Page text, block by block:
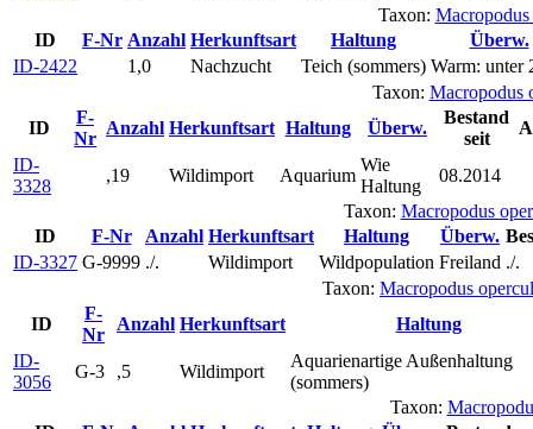
Taxon:
ID
F-Nr Anzahl Herkunftsart Haltung
Überw.
ID-2422
1,0 Nachzucht Teich (sommers) Warm: unter
Taxon: Macropodus
ID
F-
Nr
Anzahl Herkunftsart Haltung Überw.
Bestand
seit
ID-
3328
,19 Wildimport Aquarium
Wie
Haltung
08.2014
Taxon: Macropodus
ID
F-Nr Anzahl Herkunftsart Haltung Überw.
ID-3327 G-9999 ./. Wildimport Wildpopulation Freiland ./.
Taxon: Macropodus
ID
F-
Nr
Anzahl Herkunftsart
Haltung
ID-
3056
G-3 ,5 Wildimport
Aquarienartige Außenhaltung
(sommers)
Taxon: